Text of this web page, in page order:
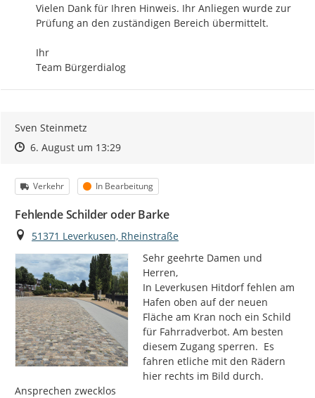
Vielen Dank für Ihren Hinweis. Ihr Anliegen wurde zur
Prüfung an den zuständigen Bereich übermittelt.
Ihr
Team Bürgerdialog
Sven Steinmetz
Zeitpunkt des Erstellens
Zeitpunkt des Erstellens
6. August um 13:29Zur Äußerung
Kategorie
Verkehr Status
In Bearbeitung
Fehlende Schilder oder Barke
Ort
51371 Leverkusen, Rheinstraße
Sehr geehrte Damen und
Herren,
In Leverkusen Hitdorf fehlen am
Hafen oben auf der neuen
Fläche am Kran noch ein Schild
für Fahrradverbot. Am besten
diesem Zugang sperren.  Es
fahren etliche mit den Rädern
hier rechts im Bild durch.
Ansprechen zwecklos